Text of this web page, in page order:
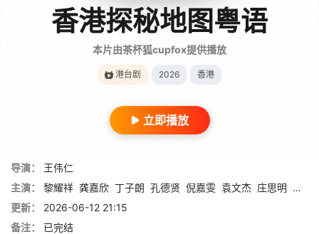
香港探秘地图粤语
本片由茶杯狐cupfox提供播放
港台剧 2026 香港
立即播放
导演：
王伟仁
主演：
黎耀祥 龚嘉欣 丁子朗 孔德贤 倪嘉雯 袁文杰 庄思明 蔡国
更新：
2026-06-12 21:15
备注：
已完结